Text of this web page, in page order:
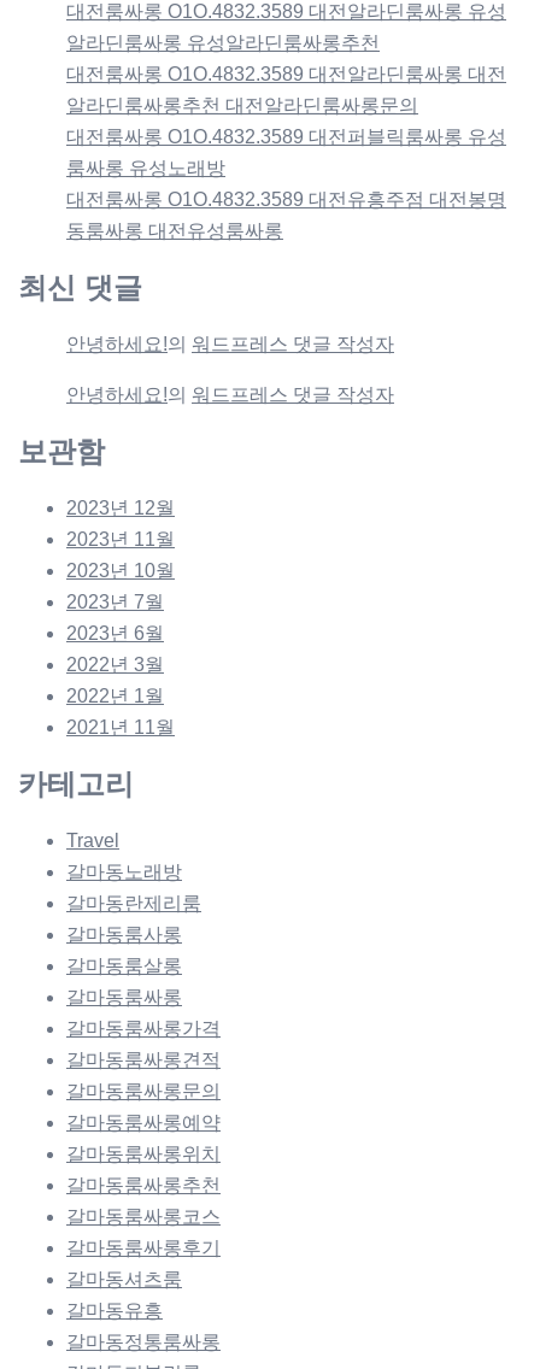
대전룸싸롱 O1O.4832.3589 대전알라딘룸싸롱 유성
알라딘룸싸롱 유성알라딘룸싸롱추천
대전룸싸롱 O1O.4832.3589 대전알라딘룸싸롱 대전
알라딘룸싸롱추천 대전알라딘룸싸롱문의
대전룸싸롱 O1O.4832.3589 대전퍼블릭룸싸롱 유성
룸싸롱 유성노래방
대전룸싸롱 O1O.4832.3589 대전유흥주점 대전봉명
동룸싸롱 대전유성룸싸롱
최신 댓글
안녕하세요!의 워드프레스 댓글 작성자
안녕하세요!의 워드프레스 댓글 작성자
보관함
2023년 12월
2023년 11월
2023년 10월
2023년 7월
2023년 6월
2022년 3월
2022년 1월
2021년 11월
카테고리
Travel
갈마동노래방
갈마동란제리룸
갈마동룸사롱
갈마동룸살롱
갈마동룸싸롱
갈마동룸싸롱가격
갈마동룸싸롱견적
갈마동룸싸롱문의
갈마동룸싸롱예약
갈마동룸싸롱위치
갈마동룸싸롱추천
갈마동룸싸롱코스
갈마동룸싸롱후기
갈마동셔츠룸
갈마동유흥
갈마동정통룸싸롱